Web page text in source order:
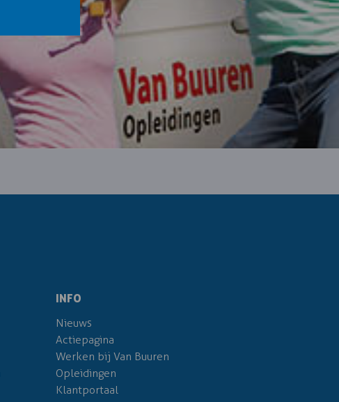
INFO
Nieuws
Actiepagina
Werken bij Van Buuren
Opleidingen
Klantportaal